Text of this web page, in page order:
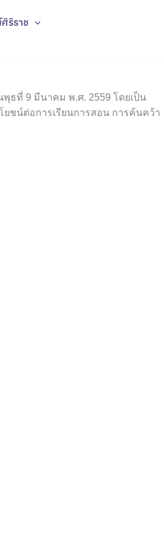
ริราช
พุธที่ 9 มีนาคม พ.ศ. 2559 โดยเป็น
ชน์ต่อการเรียนการสอน การค้นคว้า